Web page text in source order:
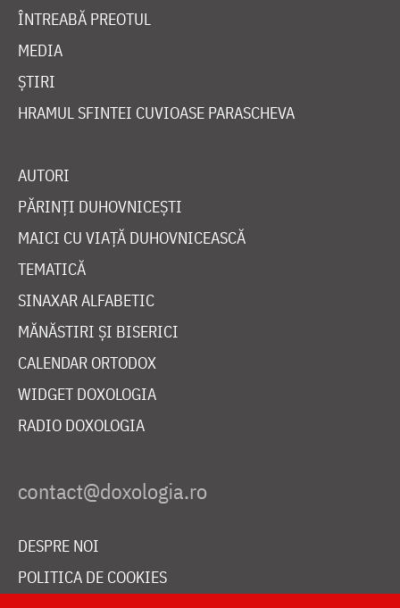
ÎNTREABĂ PREOTUL
MEDIA
ȘTIRI
HRAMUL SFINTEI CUVIOASE PARASCHEVA
AUTORI
PĂRINȚI DUHOVNICEȘTI
MAICI CU VIAȚĂ DUHOVNICEASCĂ
TEMATICĂ
SINAXAR ALFABETIC
MĂNĂSTIRI ȘI BISERICI
CALENDAR ORTODOX
WIDGET DOXOLOGIA
RADIO DOXOLOGIA
DESPRE NOI
POLITICA DE COOKIES